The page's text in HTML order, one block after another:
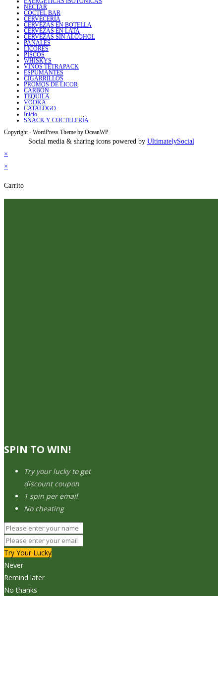
NÉCTAR
COCTEL BAR
CERVECERÍA
CERVEZAS EN BOTELLA
CERVEZAS EN LATA
CERVEZAS SIN ALCOHOL
PAÑALES
LICORES
PISCOS
WHISKYS
VINOS TETRAPACK
ESPUMANTES
CIGARRILLOS
PROMOS DE LICOR
CARBÓN
TEQUILA
VODKA
CATALOGO
Inicio
SNACK Y COCTELERÍA
Copyright - WordPress Theme by OceanWP
Social media & sharing icons powered by UltimatelySocial
×
×
Carrito
SPIN TO WIN!
Try your lucky to get
discount coupon
1 spin per email
No cheating
Try Your Lucky
Never
Remind later
No thanks